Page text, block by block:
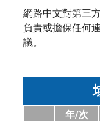
網路中文對第三
負責或擔保任何
議。
年/次